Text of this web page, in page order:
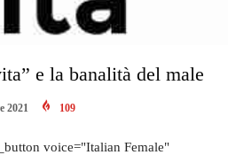
e la banalità del male
2021 109
voice="Italian Female"